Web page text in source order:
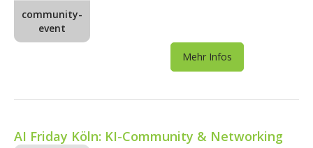
community-
event
Mehr Infos
AI Friday Köln: KI-Community & Networking